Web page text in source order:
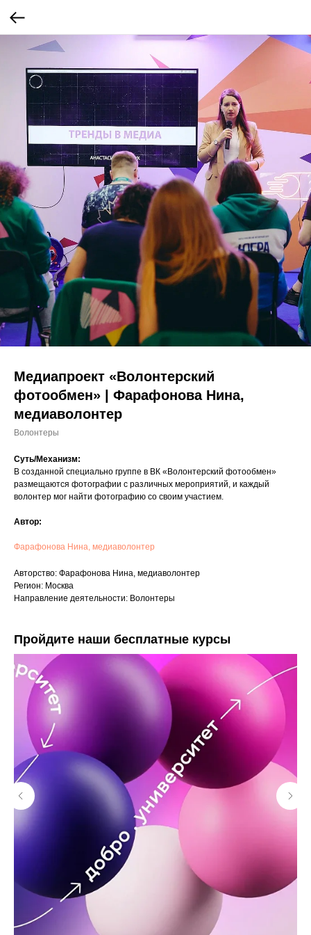
Медиапроект «Волонтерский
фотообмен» | Фарафонова Нина,
медиаволонтер
Волонтеры
Суть/Механизм:
В созданной специально группе в ВК «Волонтерский фотообмен»
размещаются фотографии с различных мероприятий, и каждый
волонтер мог найти фотографию со своим участием.
Автор:
Фарафонова Нина, медиаволонтер
Авторство: Фарафонова Нина, медиаволонтер
Регион: Москва
Направление деятельности: Волонтеры
Пройдите наши бесплатные курсы